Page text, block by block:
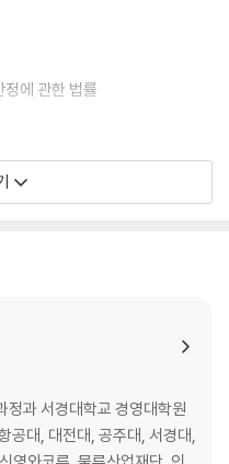
에 관한 법률
정과 서경대학교 경영대학원
공대, 대전대, 공주대, 서경대,